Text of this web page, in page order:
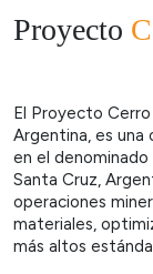
Proyecto
El Proyecto
Argentina, es
en el
Santa Cruz,
operaciones
materiales,
más altos